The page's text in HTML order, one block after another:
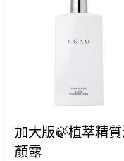
加大版🍃植萃精
顏露